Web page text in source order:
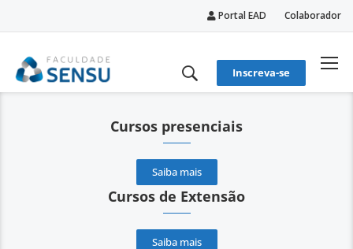
Portal EAD Colaborador
Inscreva-se
Cursos presenciais
Saiba mais
Cursos de Extensão
Saiba mais